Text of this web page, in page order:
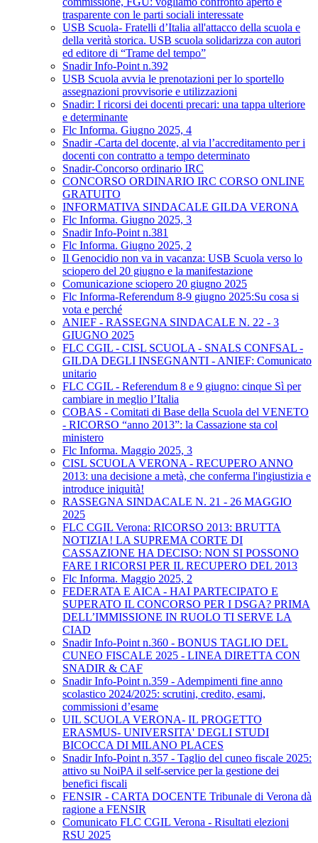
trasparente con le parti sociali interessate
USB Scuola- Fratelli d’Italia all'attacco della scuola e
della verità storica. USB scuola solidarizza con autori
ed editore di “Trame del tempo”
Snadir Info-Point n.392
USB Scuola avvia le prenotazioni per lo sportello
assegnazioni provvisorie e utilizzazioni
Snadir: I ricorsi dei docenti precari: una tappa ulteriore
e determinante
Flc Informa. Giugno 2025, 4
Snadir -Carta del docente, al via l’accreditamento per i
docenti con contratto a tempo determinato
Snadir-Concorso ordinario IRC
CONCORSO ORDINARIO IRC CORSO ONLINE
GRATUITO
INFORMATIVA SINDACALE GILDA VERONA
Flc Informa. Giugno 2025, 3
Snadir Info-Point n.381
Flc Informa. Giugno 2025, 2
Il Genocidio non va in vacanza: USB Scuola verso lo
sciopero del 20 giugno e la manifestazione
Comunicazione sciopero 20 giugno 2025
Flc Informa-Referendum 8-9 giugno 2025:Su cosa si
vota e perché
ANIEF - RASSEGNA SINDACALE N. 22 - 3
GIUGNO 2025
FLC CGIL - CISL SCUOLA - SNALS CONFSAL -
GILDA DEGLI INSEGNANTI - ANIEF: Comunicato
unitario
FLC CGIL - Referendum 8 e 9 giugno: cinque Sì per
cambiare in meglio l’Italia
COBAS - Comitati di Base della Scuola del VENETO
- RICORSO “anno 2013”: la Cassazione sta col
ministero
Flc Informa. Maggio 2025, 3
CISL SCUOLA VERONA - RECUPERO ANNO
2013: una decisione a metà, che conferma l'ingiustizia e
introduce iniquità!
RASSEGNA SINDACALE N. 21 - 26 MAGGIO
2025
FLC CGIL Verona: RICORSO 2013: BRUTTA
NOTIZIA! LA SUPREMA CORTE DI
CASSAZIONE HA DECISO: NON SI POSSONO
FARE I RICORSI PER IL RECUPERO DEL 2013
Flc Informa. Maggio 2025, 2
FEDERATA E AICA - HAI PARTECIPATO E
SUPERATO IL CONCORSO PER I DSGA? PRIMA
DELL’IMMISSIONE IN RUOLO TI SERVE LA
CIAD
Snadir Info-Point n.360 - BONUS TAGLIO DEL
CUNEO FISCALE 2025 - LINEA DIRETTA CON
SNADIR & CAF
Snadir Info-Point n.359 - Adempimenti fine anno
scolastico 2024/2025: scrutini, credito, esami,
commissioni d’esame
UIL SCUOLA VERONA- IL PROGETTO
ERASMUS- UNIVERSITA' DEGLI STUDI
BICOCCA DI MILANO PLACES
Snadir Info-Point n.357 - Taglio del cuneo fiscale 2025:
attivo su NoiPA il self-service per la gestione dei
benefici fiscali
FENSIR - CARTA DOCENTE Tribunale di Verona dà
ragione a FENSIR
Comunicato FLC CGIL Verona - Risultati elezioni
RSU 2025